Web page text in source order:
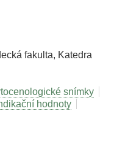
fakulta, Katedra
snímky
hodnoty